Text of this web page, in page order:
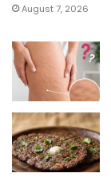
August 7, 2026